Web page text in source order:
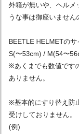
外箱が無いや、ヘルメ
うな事は御座いません
BEETLE HELMETのサ
S(〜53cm) / M(54〜
※あくまでも数値です
ありません。
※基本的にすり替え防
受けしておりません。
(例)